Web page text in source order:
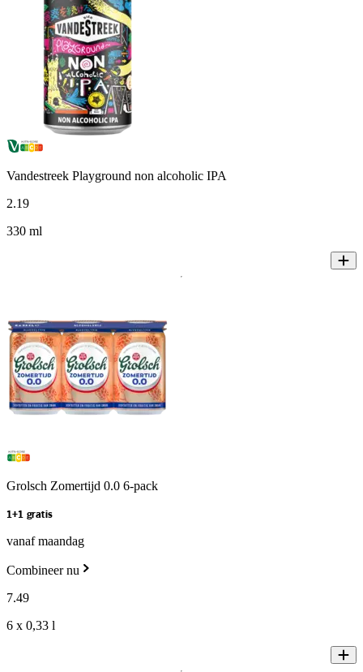
Vandestreek Playground non alcoholic IPA
2.19
330 ml
Grolsch Zomertijd 0.0 6-pack
1+1 gratis
vanaf maandag
Combineer nu
7.49
6 x 0,33 l